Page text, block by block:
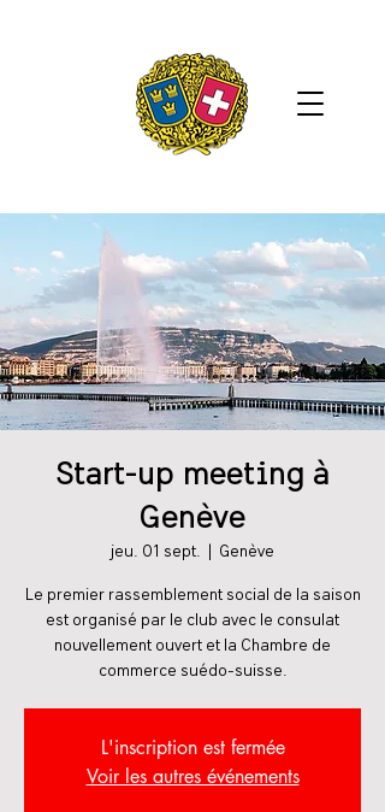
Start-up meeting à
Genève
jeu. 01 sept. Genève
Le premier rassemblement social de la saison
est organisé par le club avec le consulat
nouvellement ouvert et la Chambre de
commerce suédo-suisse.
L'inscription est fermée
Voir les autres événements